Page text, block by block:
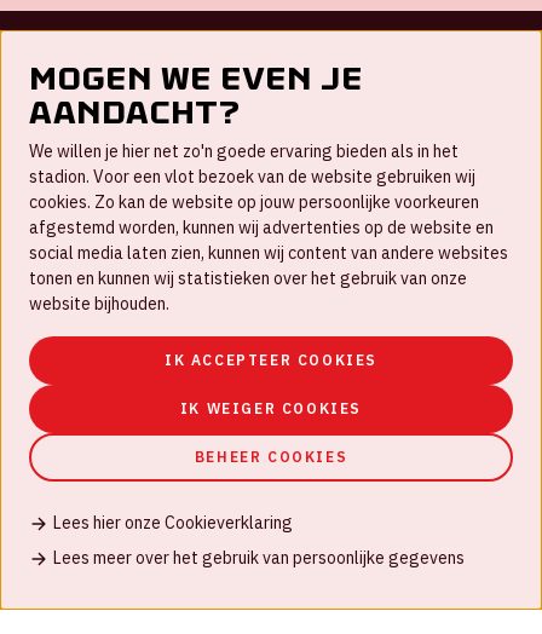
Contact
Nieuwsbrief
Werken bij
Disclaimer
Mogen we even je
aandacht?
We willen je hier net zo'n goede ervaring bieden als in het
stadion. Voor een vlot bezoek van de website gebruiken wij
cookies. Zo kan de website op jouw persoonlijke voorkeuren
afgestemd worden, kunnen wij advertenties op de website en
social media laten zien, kunnen wij content van andere websites
tonen en kunnen wij statistieken over het gebruik van onze
website bijhouden.
IK ACCEPTEER COOKIES
IK WEIGER COOKIES
BEHEER COOKIES
Lees hier onze Cookieverklaring
Lees meer over het gebruik van persoonlijke gegevens